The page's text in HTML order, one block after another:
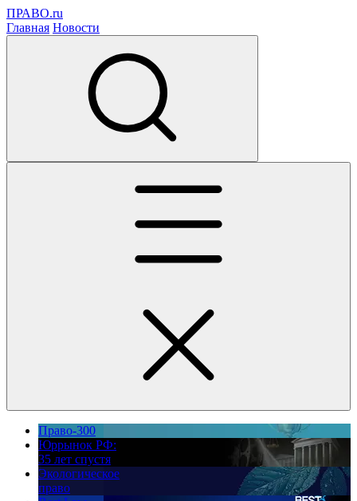
ПРАВО.ru
Главная Новости
Право-300
Юррынок РФ:
35 лет спустя
Экологическое
право